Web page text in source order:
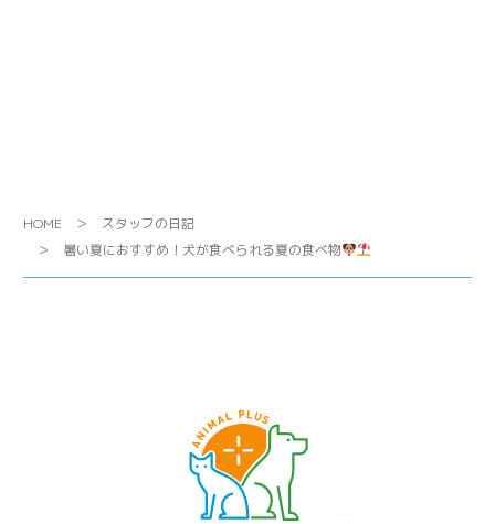
HOME
スタッフの日記
暑い夏におすすめ！犬が食べられる夏の食べ物